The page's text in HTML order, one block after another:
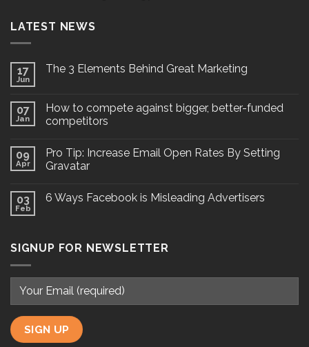
LATEST NEWS
17
Jun
The 3 Elements Behind Great Marketing
07
Jan
How to compete against bigger, better-funded
competitors
09
Apr
Pro Tip: Increase Email Open Rates By Setting
Gravatar
03
Feb
6 Ways Facebook is Misleading Advertisers
SIGNUP FOR NEWSLETTER